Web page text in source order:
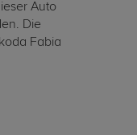
Auto
Die
Fabia